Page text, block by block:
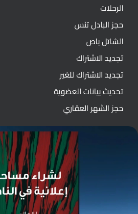
الرحلات
حجز البادل تنس
الشاتل باص
تجديد الاشتراك
تجديد الاشتراك للغير
تحديث بيانات العضوية
حجز الشهر العقاري